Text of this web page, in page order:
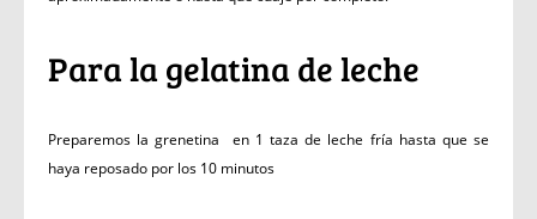
Para la gelatina de leche
Preparemos la grenetina en 1 taza de leche fría hasta que se
haya reposado por los 10 minutos